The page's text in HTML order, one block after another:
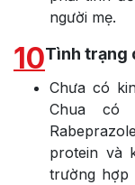
người mẹ.
10Tình trạng
Chưa có
Chua có
protein và
trường hợp